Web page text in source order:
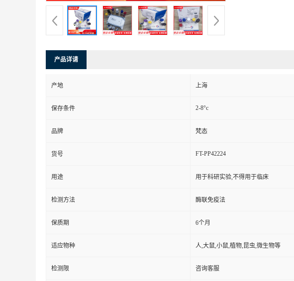
产品详请
产地 上海
保存条件 2-8°c
品牌 梵态
货号 FT-PP42224
用途 用于科研实验,不得用于临床
检测方法 酶联免疫法
保质期 6个月
适应物种 人,大鼠,小鼠,植物,昆虫,微生物等
检测限 咨询客服